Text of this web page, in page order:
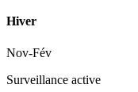
Hiver
Nov-Fév
Surveillance active